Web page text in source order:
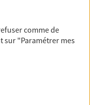
avec notre
de travail,
comme de
sur "Paramétrer mes